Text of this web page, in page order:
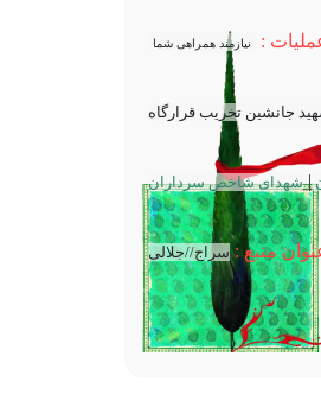
: نیازمند همراهی شما
جانشین تخریب قرارگاه
|شهدای شاخص سرداران
منبع : سراج//جلالی